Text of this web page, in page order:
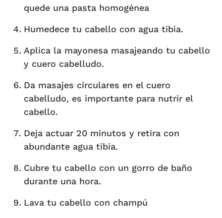
quede una pasta homogénea
Humedece tu cabello con agua tibia.
Aplica la mayonesa masajeando tu cabello
y cuero cabelludo.
Da masajes circulares en el cuero
cabelludo, es importante para nutrir el
cabello.
Deja actuar 20 minutos y retira con
abundante agua tibia.
Cubre tu cabello con un gorro de baño
durante una hora.
Lava tu cabello con champú